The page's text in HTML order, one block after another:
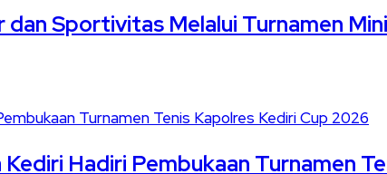
Sportivitas Melalui Turnamen
Hadiri Pembukaan Turnamen